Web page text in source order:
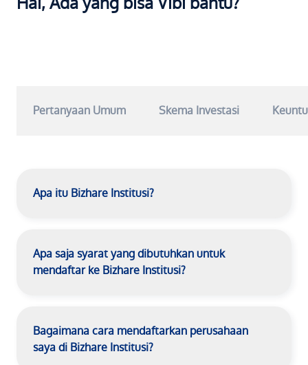
Pertanyaan Umum Skema Investasi
Apa itu Bizhare Institusi?
Apa saja syarat yang dibutuhkan untuk
mendaftar ke Bizhare Institusi?
Bagaimana cara mendaftarkan perusahaan
saya di Bizhare Institusi?